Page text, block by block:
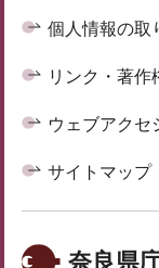
個人情報の取
リンク・著作
ウェブアクセ
サイトマップ
奈良県